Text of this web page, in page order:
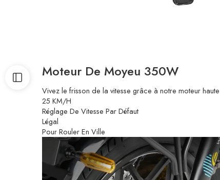
Moteur De Moyeu 350W
Vivez le frisson de la vitesse grâce à notre moteur
25 KM/H
Réglage De Vitesse Par Défaut
Légal
Pour Rouler En Ville